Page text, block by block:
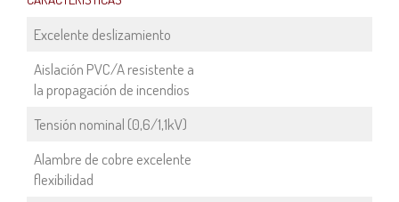
Excelente deslizamiento
Aislación PVC/A resistente a
la propagación de incendios
Tensión nominal (0,6/1,1kV)
Alambre de cobre excelente
flexibilidad